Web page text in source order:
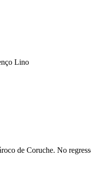
Lino
de Coruche. No